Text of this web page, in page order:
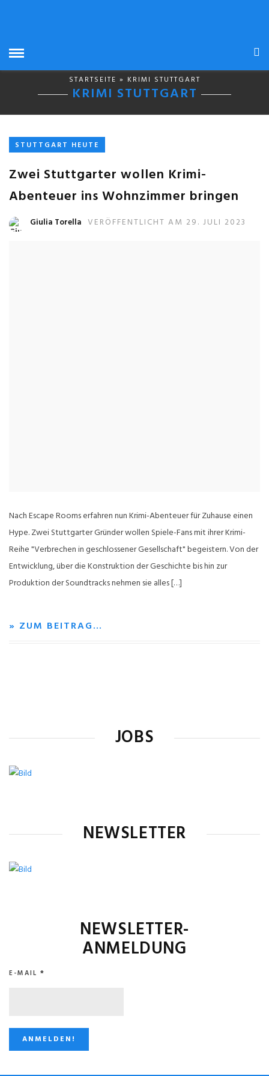
STARTSEITE » KRIMI STUTTGART
KRIMI STUTTGART
STUTTGART HEUTE
Zwei Stuttgarter wollen Krimi-
Abenteuer ins Wohnzimmer bringen
Giulia Torella VERÖFFENTLICHT AM 29. JULI 2023
Nach Escape Rooms erfahren nun Krimi-Abenteuer für Zuhause einen
Hype. Zwei Stuttgarter Gründer wollen Spiele-Fans mit ihrer Krimi-
Reihe "Verbrechen in geschlossener Gesellschaft" begeistern. Von der
Entwicklung, über die Konstruktion der Geschichte bis hin zur
Produktion der Soundtracks nehmen sie alles […]
» ZUM BEITRAG…
JOBS
NEWSLETTER
NEWSLETTER-
ANMELDUNG
E-MAIL *